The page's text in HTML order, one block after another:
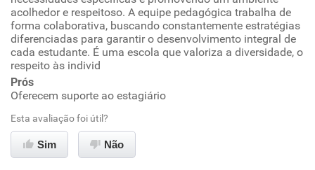
Conciliação com a vida familiar
Benefícios
acolhedor e respeitoso. A equipe pedagógica trabalha de
forma colaborativa, buscando constantemente estratégias
diferenciadas para garantir o desenvolvimento integral de
cada estudante. É uma escola que valoriza a diversidade, o
respeito às individ
Prós
Oferecem suporte ao estagiário
Esta avaliação foi útil?
Sim Não